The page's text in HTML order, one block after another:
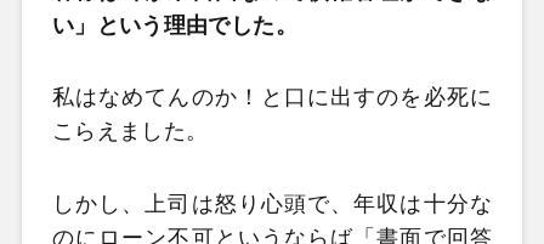
い」という理由でした。
私はなめてんのか！と口に出すのを必死に
こらえました。
しかし、上司は怒り心頭で、年収は十分な
のにローン不可というならば「書面で回答